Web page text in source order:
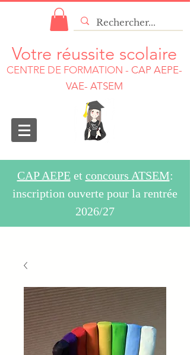
Votre réussite scolaire
CENTRE DE FORMATION - CAP AEPE-
VAE- ATSEM
CAP AEPEet concours ATSEM:
inscription ouverte pour la rentrée
2026/27